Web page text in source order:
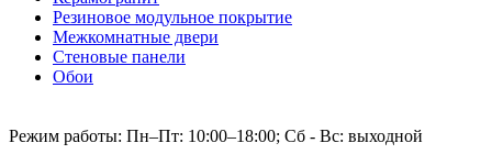
Резиновое модульное покрытие
Межкомнатные двери
Стеновые панели
Обои
Режим работы: Пн–Пт: 10:00–18:00; Сб - Вс: выходной